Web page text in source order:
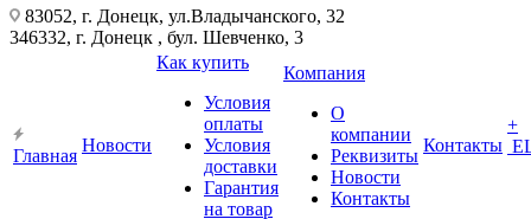
83052, г. Донецк, ул.Владычанского, 32
346332, г. Донецк , бул. Шевченко, 3
Главная
Новости
Как купить
Условия
оплаты
Условия
доставки
Гарантия
на товар
Компания
О
компании
Реквизиты
Новости
Контакты
Контакты
+